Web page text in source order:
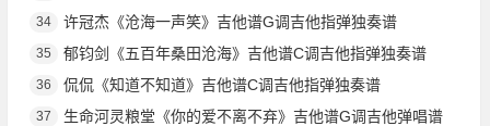
34 许冠杰《沧海一声笑》吉他谱G调吉他指弹独奏谱
35 郁钧剑《五百年桑田沧海》吉他谱C调吉他指弹独奏谱
36 侃侃《知道不知道》吉他谱C调吉他指弹独奏谱
37 生命河灵粮堂《你的爱不离不弃》吉他谱G调吉他弹唱谱